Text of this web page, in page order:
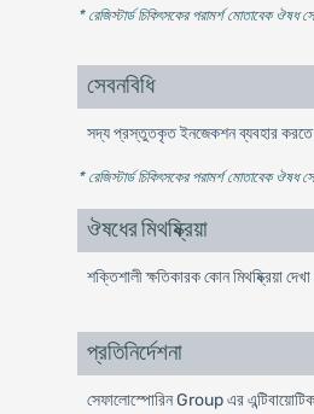
* রেজিস্টার্ড চিকিৎসকের পরামর্শ মোতাবেক ঔষধ
সেবনবিধি
সদ্য প্রস্তুতকৃত ইনজেকশন ব্যবহার করতে
* রেজিস্টার্ড চিকিৎসকের পরামর্শ মোতাবেক ঔষধ
ঔষধের মিথষ্ক্রিয়া
শক্তিশালী ক্ষতিকারক কোন মিথষ্ক্রিয়া
প্রতিনির্দেশনা
সেফালোস্পোরিন Group এর